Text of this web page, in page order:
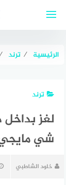
الرئيسية ⁄ ترند
ترند
لغز
شي
خلود الشاطبي